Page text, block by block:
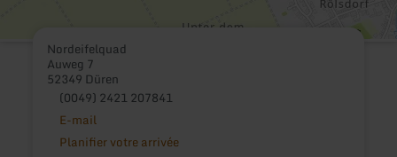
Nordeifelquad
Auweg 7
52349 Düren
(0049) 2421 207841
E-mail
Planifier votre arrivée